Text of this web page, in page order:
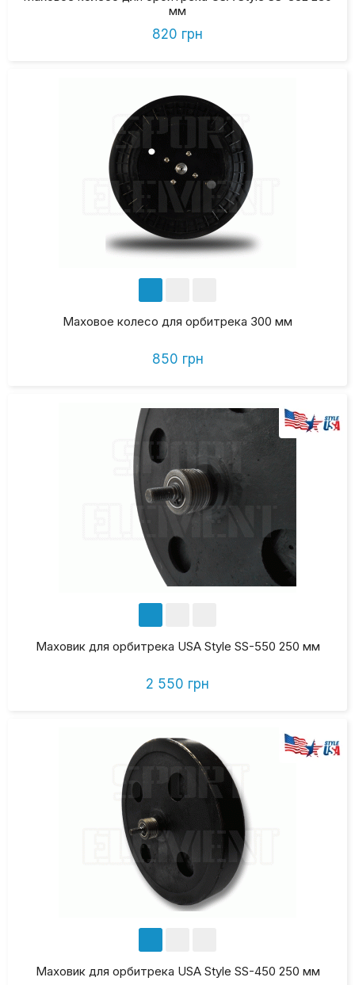
мм
820 грн
Маховое колесо для орбитрека 300 мм
850 грн
Маховик для орбитрека USA Style SS-550 250 мм
2 550 грн
Маховик для орбитрека USA Style SS-450 250 мм